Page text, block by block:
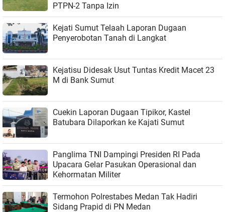
PTPN-2 Tanpa Izin
Kejati Sumut Telaah Laporan Dugaan
Penyerobotan Tanah di Langkat
Kejatisu Didesak Usut Tuntas Kredit Macet 23
M di Bank Sumut
Cuekin Laporan Dugaan Tipikor, Kastel
Batubara Dilaporkan ke Kajati Sumut
Panglima TNI Dampingi Presiden RI Pada
Upacara Gelar Pasukan Operasional dan
Kehormatan Militer
Termohon Polrestabes Medan Tak Hadiri
Sidang Prapid di PN Medan